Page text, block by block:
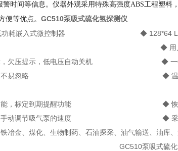
警时间等信息。仪器外观采用特殊高强度ABS工程塑
便等优点。 GC510泵吸式硫化氢探测仪
低功耗嵌入式微控制器 ◆ 128*64 LCD
自检测 ◆ 用户可自行设置高低
示，欠压提示，低电压自动关机 ◆ 一键式
能，不易忽略 ◆ 温度补偿功能，
功能，标定到期提醒功能 ◆ 恢复出厂
可手动调节吸气泵的速度 ◆ 采用高强度
冶金、煤化、生物制药、石油探采、油气输送、油库、
GC510泵吸式硫